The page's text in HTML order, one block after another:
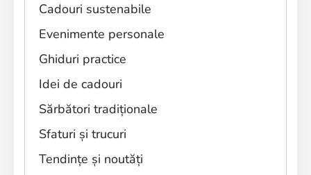
Cadouri sustenabile
Evenimente personale
Ghiduri practice
Idei de cadouri
Sărbători tradiționale
Sfaturi și trucuri
Tendințe și noutăți